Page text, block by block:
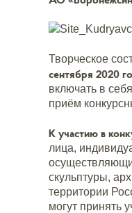
Творческое
сентября 2020
включать в
приём
К участию в
лица,
скульптуры,
территории
могут принять